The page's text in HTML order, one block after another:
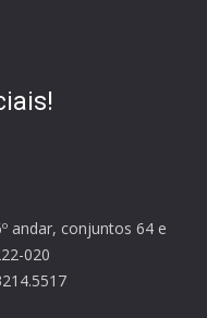
andar, conjuntos 64 e
020